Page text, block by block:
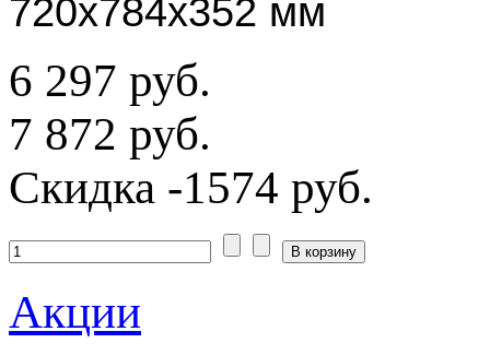
720х784х352 мм
6 297 руб.
7 872 руб.
Скидка -1574 руб.
Акции